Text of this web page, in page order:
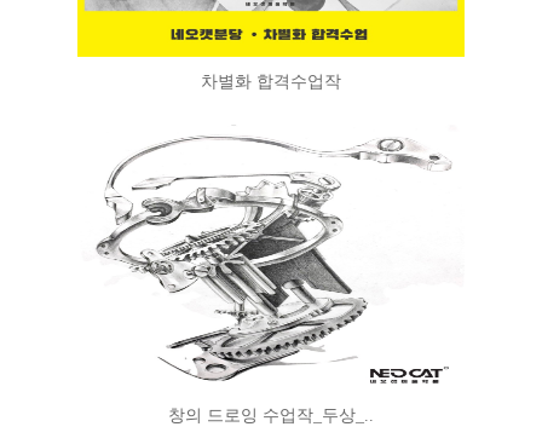
차별화 합격수업작
창의 드로잉 수업작_두상_..